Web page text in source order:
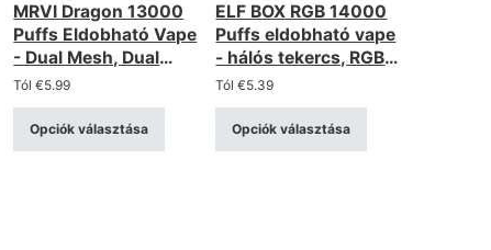
MRVI Dragon 13000
Puffs Eldobható Vape
- Dual Mesh, Dual
Mode, újratölthető
Tól€5.99
Opciók választása
ELF BOX RGB 14000
Puffs eldobható vape
- hálós tekercs, RGB
világítás, újratölthető
Tól€5.39
Opciók választása